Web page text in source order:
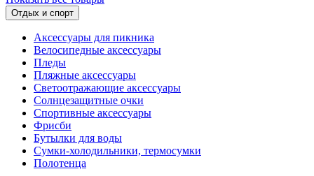
Отдых и спорт
Аксессуары для пикника
Велосипедные аксессуары
Пледы
Пляжные аксессуары
Светоотражающие аксессуары
Солнцезащитные очки
Спортивные аксессуары
Фрисби
Бутылки для воды
Сумки-холодильники, термосумки
Полотенца